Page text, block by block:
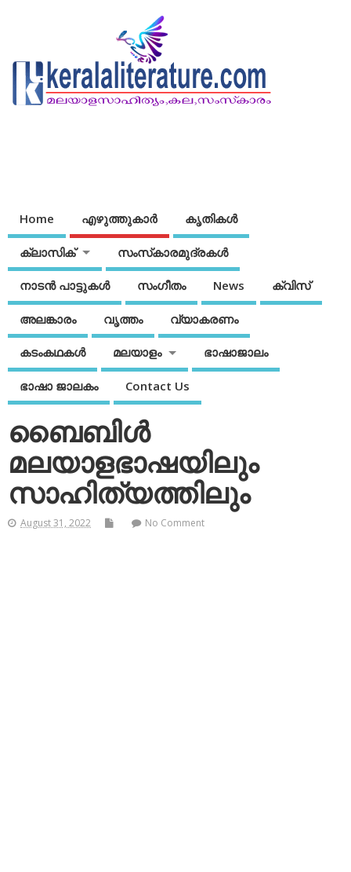
Home എഴുത്തുകാര്‍ കൃതികൾ
ക്ലാസിക് സംസ്‌കാരമുദ്രകള്‍
നാടന്‍ പാട്ടുകള്‍ സംഗീതം News ക്വിസ്
അലങ്കാരം വൃത്തം വ്യാകരണം
കടംകഥകള്‍ മലയാളം ഭാഷാജാലം
ഭാഷാ ജാലകം Contact Us
ബൈബിള്‍
മലയാളഭാഷയിലും
സാഹിത്യത്തിലും
August 31, 2022 No Comment